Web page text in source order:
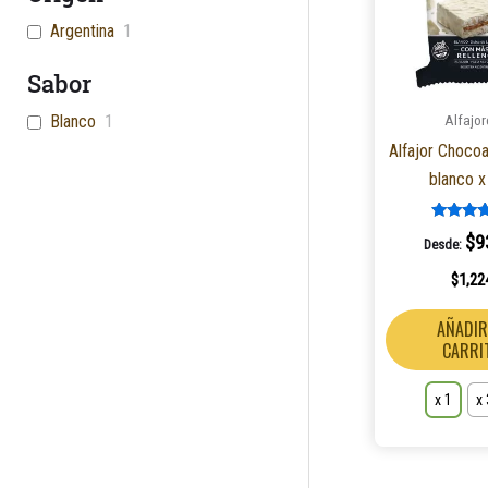
Argentina 1
Sabor
Blanco 1
Alfajor
blanco
5.00
Desde: $
$
x 1 x